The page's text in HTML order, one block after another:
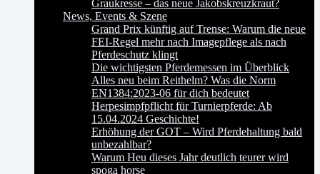
Graukresse – das neue Jakobskreuzkraut?
News, Events & Szene
Grand Prix künftig auf Trense: Warum die neue
FEI-Regel mehr nach Imagepflege als nach
Pferdeschutz klingt
Die wichtigsten Pferdemessen im Überblick
Alles neu beim Reithelm? Was die Norm
EN1384:2023-06 für dich bedeutet
Herpesimpfpflicht für Turnierpferde: Ab
15.04.2024 Geschichte!
Erhöhung der GOT – Wird Pferdehaltung bald
unbezahlbar?
Warum Heu dieses Jahr deutlich teurer wird
spoga horse